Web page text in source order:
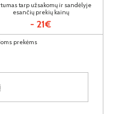
tarp užsakomų ir sandėlyje
esančių prekių kainų
- 21€
prekėms